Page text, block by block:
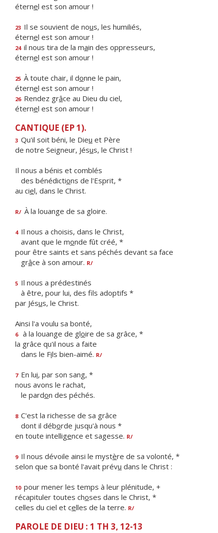
éternel est son amour !
23 Il se souvient de nous, les humiliés,
éternel est son amour !
24 il nous tira de la main des oppresseurs,
éternel est son amour !
25 À toute chair, il donne le pain,
éternel est son amour !
26 Rendez grâce au Dieu du ciel,
éternel est son amour !
CANTIQUE (EP 1).
3 Qu'il soit béni, le Dieu et Père
de notre Seigneur, Jésus, le Christ !
Il nous a bénis et comblés
des bénédictions de l'Esprit, *
au ciel, dans le Christ.
R/ À la louange de sa gloire.
4 Il nous a choisis, dans le Christ,
avant que le monde fût créé, *
pour être saints et sans péchés devant sa face
grâce à son amour. R/
5 Il nous a prédestinés
à être, pour lui, des fls adoptifs *
par Jésus, le Christ.
Ainsi l'a voulu sa bonté,
6 à la louange de gloire de sa grâce, *
la grâce qu'il nous a faite
dans le Fils bien-aimé. R/
7 En lui, par son sang, *
nous avons le rachat,
le pardon des péchés.
8 C'est la richesse de sa grâce
dont il déborde jusqu'à nous *
en toute intelligence et sagesse. R/
9 Il nous dévoile ainsi le mystère de sa volonté, *
selon que sa bonté l'avait prévu dans le Christ :
10 pour mener les temps à leur plénitude, +
récapituler toutes choses dans le Christ, *
celles du ciel et celles de la terre. R/
PAROLE DE DIEU : 1 TH 3, 12-13